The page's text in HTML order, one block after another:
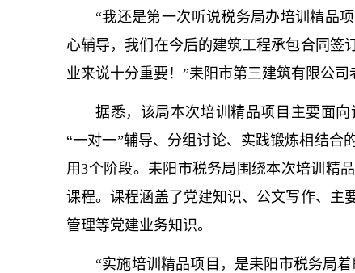
“我还是第一次听说税务局办培训精品
心辅导，我们在今后的建筑工程承包合同签
业来说十分重要！”耒阳市第三建筑有限公
据悉，该局本次培训精品项目主要面
“一对一”辅导、分组讨论、实践锻炼相结合
用3个阶段。耒阳市税务局围绕本次培训精
课程。课程涵盖了党建知识、公文写作、主
管理等党建业务知识。
“实施培训精品项目，是耒阳市税务局